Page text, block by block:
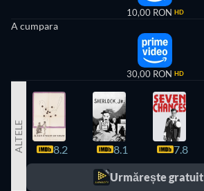
10,00 RON HD
A cumpara
30,00 RON HD
ALTELE 8.2 8.1 7.8
Urmărește gratuit